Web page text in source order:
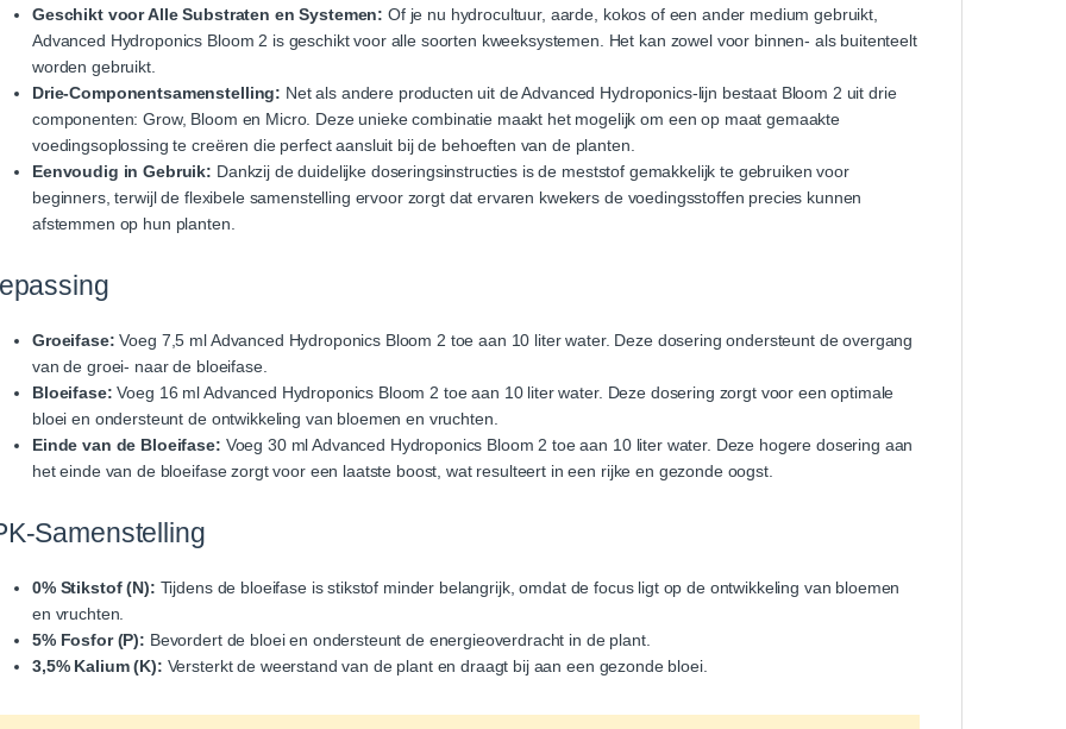
Geschikt voor Alle Substraten en Systemen: Of je nu hydrocultuur, aarde, kokos of een ander medium gebruikt,
Advanced Hydroponics Bloom 2 is geschikt voor alle soorten kweeksystemen. Het kan zowel voor binnen- als buitenteelt
worden gebruikt.
Drie-Componentsamenstelling: Net als andere producten uit de Advanced Hydroponics-lijn bestaat Bloom 2 uit drie
componenten: Grow, Bloom en Micro. Deze unieke combinatie maakt het mogelijk om een op maat gemaakte
voedingsoplossing te creëren die perfect aansluit bij de behoeften van de planten.
Eenvoudig in Gebruik: Dankzij de duidelijke doseringsinstructies is de meststof gemakkelijk te gebruiken voor
beginners, terwijl de flexibele samenstelling ervoor zorgt dat ervaren kwekers de voedingsstoffen precies kunnen
afstemmen op hun planten.
Groeifase: Voeg 7,5 ml Advanced Hydroponics Bloom 2 toe aan 10 liter water. Deze dosering ondersteunt de overgang
van de groei- naar de bloeifase.
Bloeifase: Voeg 16 ml Advanced Hydroponics Bloom 2 toe aan 10 liter water. Deze dosering zorgt voor een optimale
bloei en ondersteunt de ontwikkeling van bloemen en vruchten.
Einde van de Bloeifase: Voeg 30 ml Advanced Hydroponics Bloom 2 toe aan 10 liter water. Deze hogere dosering aan
het einde van de bloeifase zorgt voor een laatste boost, wat resulteert in een rijke en gezonde oogst.
Samenstelling
0% Stikstof (N): Tijdens de bloeifase is stikstof minder belangrijk, omdat de focus ligt op de ontwikkeling van bloemen
en vruchten.
5% Fosfor (P): Bevordert de bloei en ondersteunt de energieoverdracht in de plant.
3,5% Kalium (K): Versterkt de weerstand van de plant en draagt bij aan een gezonde bloei.